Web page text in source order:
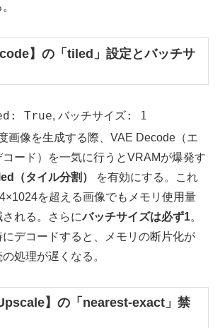
】の「tiled」設定とバッチサ
True,バッチサイズ: 1
画像を生成する際、VAE Decode（エ
コード）を一気に行うとVRAMが爆発す
（タイル分割）
を有効にする。これ
を超える画像でもメモリ使用量
れる。さらにバッチサイズは必ず1。
デコードすると、メモリの断片化が
処理が遅くなる。
】の「nearest-exact」禁